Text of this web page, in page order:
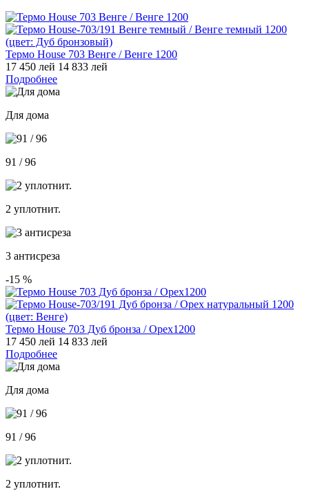
Термо House 703 Венге / Венге 1200
17 450 лей 14 833 лей
Подробнее
Для дома
91 / 96
2 уплотнит.
3 антисреза
-15 %
Термо House 703 Дуб бронза / Орех1200
17 450 лей 14 833 лей
Подробнее
Для дома
91 / 96
2 уплотнит.